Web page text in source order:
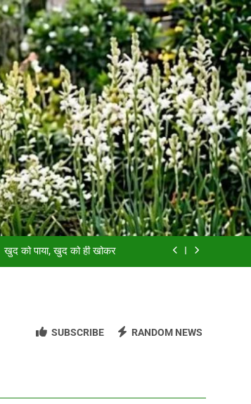
काजल, ख़ामोशी और तुम
आईसीयू का बंद दरवाज़ा
खुद को पाया, खुद को ही खोकर
SUBSCRIBE RANDOM NEWS